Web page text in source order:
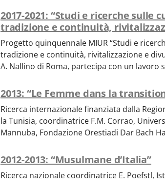
2017-2021: “Studi e ricerche sulle
tradizione e continuità,
Progetto quinquennale MIUR “Studi e
tradizione e continuità, rivitalizzazione e
A. Nallino di Roma, partecipa con un lavoro
2013: “Le Femme dans la
Ricerca internazionale finanziata dalla
la Tunisia, coordinatrice F.M. Corrao,
Mannuba, Fondazione Orestiadi Dar Bach
2012-2013: “Musulmane d’Italia”
Ricerca nazionale coordinatrice E. Poefstl,